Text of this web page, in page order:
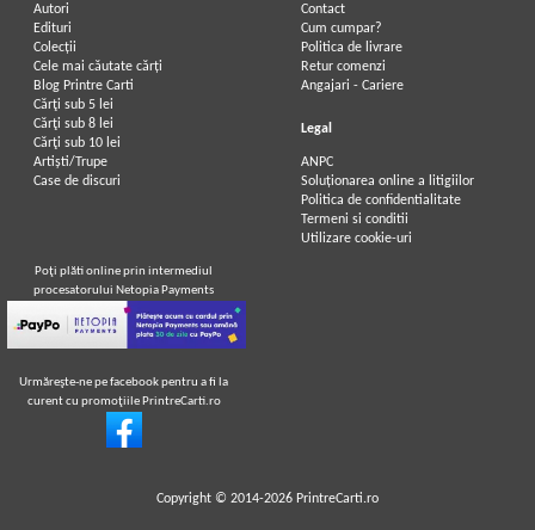
Autori
Edituri
Colecții
Cele mai căutate cărți
Blog Printre Carti
Cărţi sub 5 lei
Cărţi sub 8 lei
Cărţi sub 10 lei
Artiști/Trupe
Case de discuri
Contact
Cum cumpar?
Politica de livrare
Retur comenzi
Angajari - Cariere
Legal
ANPC
Soluționarea online a litigiilor
Politica de confidentialitate
Termeni si conditii
Utilizare cookie-uri
Poţi plăti online prin intermediul
procesatorului Netopia Payments
Urmăreşte-ne pe facebook pentru a fi la
curent cu promoţiile PrintreCarti.ro
Copyright © 2014-2026 PrintreCarti.ro